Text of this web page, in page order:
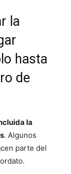
la
hasta
de
la
. Algunos
parte del